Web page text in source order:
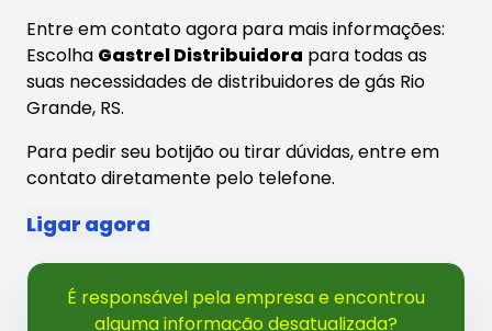
Entre em contato agora para mais informações:
Escolha Gastrel Distribuidora para todas as
suas necessidades de distribuidores de gás Rio
Grande, RS.
Para pedir seu botijão ou tirar dúvidas, entre em
contato diretamente pelo telefone.
Ligar agora
É responsável pela empresa e encontrou
alguma informação desatualizada?